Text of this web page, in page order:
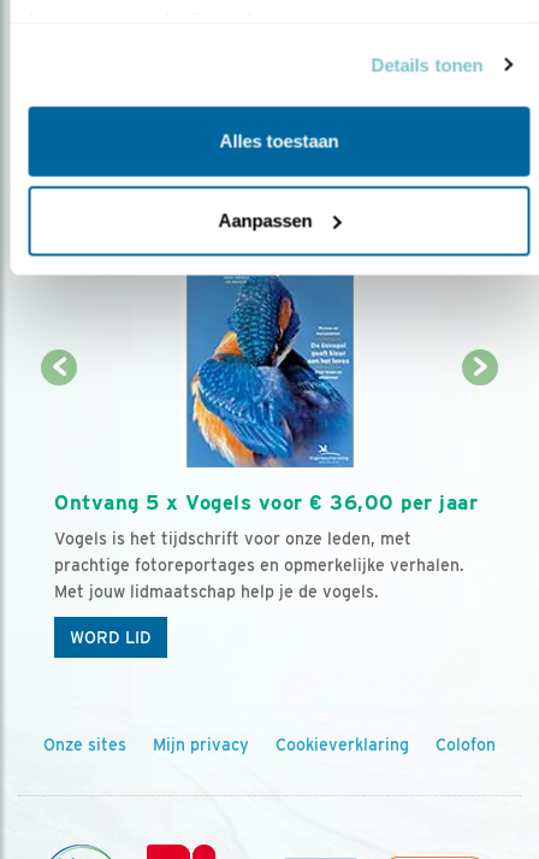
Details tonen
Alles toestaan
Aanpassen
Ontvang 5 x Vogels voor € 36,00 per jaar
Vogels is het tijdschrift voor onze leden, met
prachtige fotoreportages en opmerkelijke verhalen.
Met jouw lidmaatschap help je de vogels.
WORD LID
Onze sites Mijn privacy Cookieverklaring Colofon